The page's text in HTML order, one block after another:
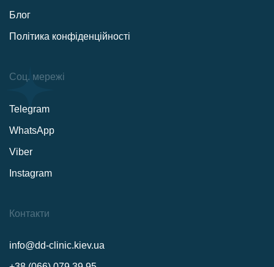
Блог
Політика конфіденційності
Соц. мережі
Telegram
WhatsApp
Viber
Instagram
Контакти
info@dd-clinic.kiev.ua